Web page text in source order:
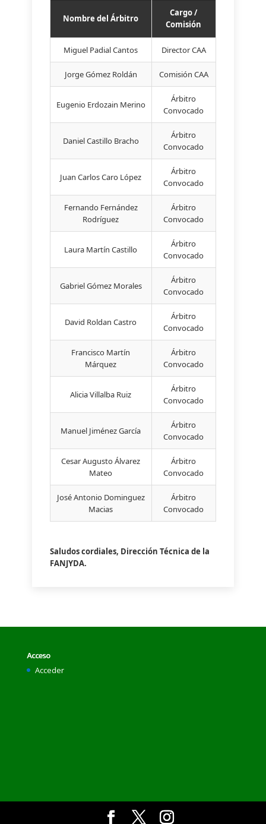
Nombre del Árbitro
Cargo /
Comisión
Miguel Padial Cantos Director CAA
Jorge Gómez Roldán Comisión CAA
Eugenio Erdozain Merino
Árbitro
Convocado
Daniel Castillo Bracho
Árbitro
Convocado
Juan Carlos Caro López
Árbitro
Convocado
Fernando Fernández
Rodríguez
Árbitro
Convocado
Laura Martín Castillo
Árbitro
Convocado
Gabriel Gómez Morales
Árbitro
Convocado
David Roldan Castro
Árbitro
Convocado
Francisco Martín
Márquez
Árbitro
Convocado
Alicia Villalba Ruiz
Árbitro
Convocado
Manuel Jiménez García
Árbitro
Convocado
Cesar Augusto Álvarez
Mateo
Árbitro
Convocado
José Antonio Dominguez
Macias
Árbitro
Convocado
Saludos cordiales, Dirección Técnica de la
FANJYDA.
Acceso
Acceder